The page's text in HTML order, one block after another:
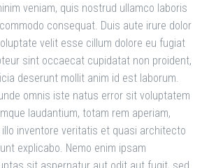
veniam, quis nostrud ullamco laboris
consequat. Duis aute irure dolor
velit esse cillum dolore eu fugiat
sint occaecat cupidatat non proident,
deserunt mollit anim id est laborum.
omnis iste natus error sit voluptatem
laudantium, totam rem aperiam,
inventore veritatis et quasi architecto
explicabo. Nemo enim ipsam